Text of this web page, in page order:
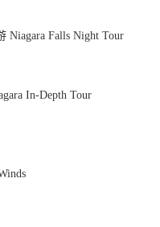
Niagara Falls Night Tour
In-Depth Tour